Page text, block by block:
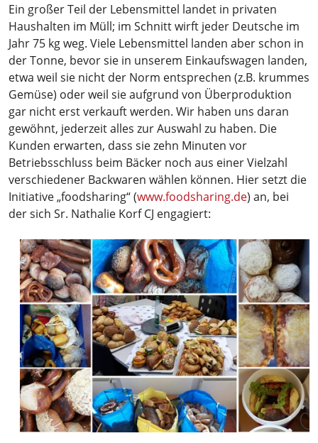
Ein großer Teil der Lebensmittel landet in privaten
Haushalten im Müll; im Schnitt wirft jeder Deutsche im
Jahr 75 kg weg. Viele Lebensmittel landen aber schon in
der Tonne, bevor sie in unserem Einkaufswagen landen,
etwa weil sie nicht der Norm entsprechen (z.B. krummes
Gemüse) oder weil sie aufgrund von Überproduktion
gar nicht erst verkauft werden. Wir haben uns daran
gewöhnt, jederzeit alles zur Auswahl zu haben. Die
Kunden erwarten, dass sie zehn Minuten vor
Betriebsschluss beim Bäcker noch aus einer Vielzahl
verschiedener Backwaren wählen können. Hier setzt die
Initiative „foodsharing“ (www.foodsharing.de) an, bei
der sich Sr. Nathalie Korf CJ engagiert: